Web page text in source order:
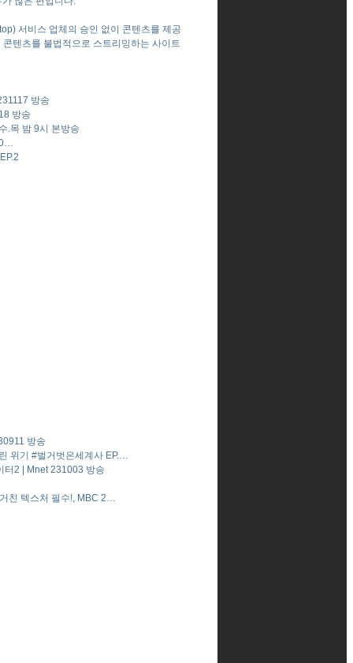
서비스 업체의 승인 없이 콘텐츠를 제공
텐츠를 불법적으로 스트리밍하는 사이트
방송
방송
.목 밤 9시 본방송
방송
위기 #벌거벗은세계사 EP.…
터2 | Mnet 231003 방송
친 텍스처 필수!, MBC 2…